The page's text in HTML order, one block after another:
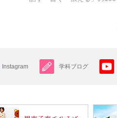
Instagram 学科ブログ